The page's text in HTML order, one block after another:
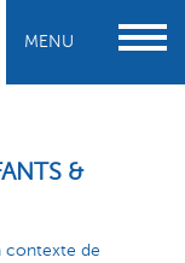
MENU
&
contexte de